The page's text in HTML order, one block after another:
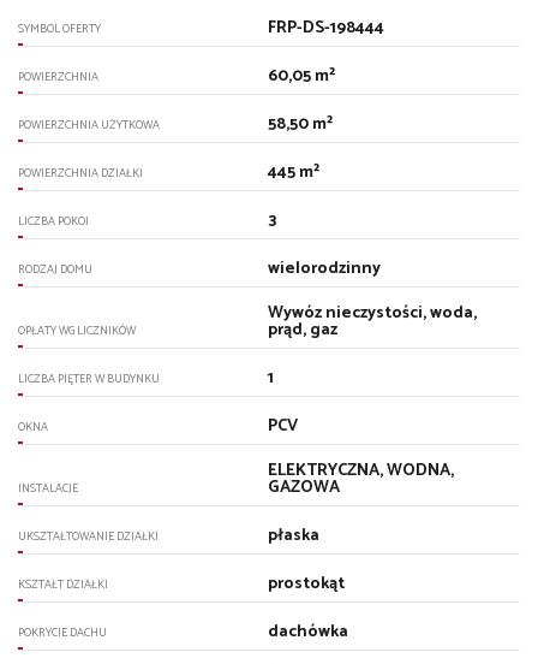
SYMBOL OFERTY FRP-DS-198444
POWIERZCHNIA 60,05 m²
POWIERZCHNIA UŻYTKOWA 58,50 m²
POWIERZCHNIA DZIAŁKI 445 m²
LICZBA POKOI 3
RODZAJ DOMU wielorodzinny
OPŁATY WG LICZNIKÓW
Wywóz nieczystości, woda,
prąd, gaz
LICZBA PIĘTER W BUDYNKU 1
OKNA PCV
INSTALACJE
ELEKTRYCZNA, WODNA,
GAZOWA
UKSZTAŁTOWANIE DZIAŁKI płaska
KSZTAŁT DZIAŁKI prostokąt
POKRYCIE DACHU dachówka